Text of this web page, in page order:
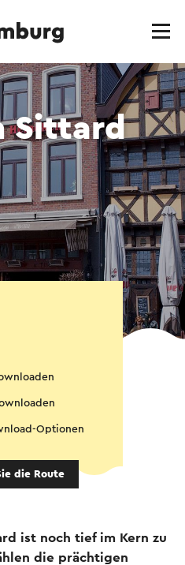
Sittard
Optionen
die Route
ist noch tief im Kern zu
die prächtigen